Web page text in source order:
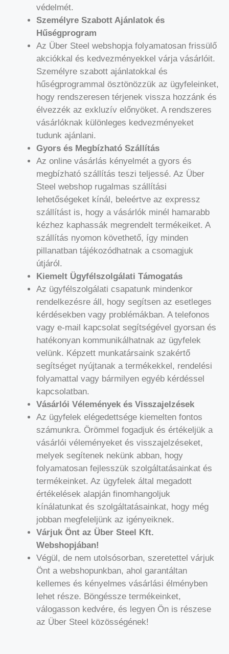
védelmét.
Személyre Szabott Ajánlatok és
Hűségprogram
Az Über Steel webshopja folyamatosan frissülő
akciókkal és kedvezményekkel várja vásárlóit.
Személyre szabott ajánlatokkal és
hűségprogrammal ösztönözzük az ügyfeleinket,
hogy rendszeresen térjenek vissza hozzánk és
élvezzék az exkluzív előnyöket. A rendszeres
vásárlóknak különleges kedvezményeket
tudunk ajánlani.
Gyors és Megbízható Szállítás
Az online vásárlás kényelmét a gyors és
megbízható szállítás teszi teljessé. Az Über
Steel webshop rugalmas szállítási
lehetőségeket kínál, beleértve az expressz
szállítást is, hogy a vásárlók minél hamarabb
kézhez kaphassák megrendelt termékeiket. A
szállítás nyomon követhető, így minden
pillanatban tájékozódhatnak a csomagjuk
útjáról.
Kiemelt Ügyfélszolgálati Támogatás
Az ügyfélszolgálati csapatunk mindenkor
rendelkezésre áll, hogy segítsen az esetleges
kérdésekben vagy problémákban. A telefonos
vagy e-mail kapcsolat segítségével gyorsan és
hatékonyan kommunikálhatnak az ügyfelek
velünk. Képzett munkatársaink szakértő
segítséget nyújtanak a termékekkel, rendelési
folyamattal vagy bármilyen egyéb kérdéssel
kapcsolatban.
Vásárlói Vélemények és Visszajelzések
Az ügyfelek elégedettsége kiemelten fontos
számunkra. Örömmel fogadjuk és értékeljük a
vásárlói véleményeket és visszajelzéseket,
melyek segítenek nekünk abban, hogy
folyamatosan fejlesszük szolgáltatásainkat és
termékeinket. Az ügyfelek által megadott
értékelések alapján finomhangoljuk
kínálatunkat és szolgáltatásainkat, hogy még
jobban megfeleljünk az igényeiknek.
Várjuk Önt az Über Steel Kft.
Webshopjában!
Végül, de nem utolsósorban, szeretettel várjuk
Önt a webshopunkban, ahol garantáltan
kellemes és kényelmes vásárlási élményben
lehet része. Böngéssze termékeinket,
válogasson kedvére, és legyen Ön is részese
az Über Steel közösségének!